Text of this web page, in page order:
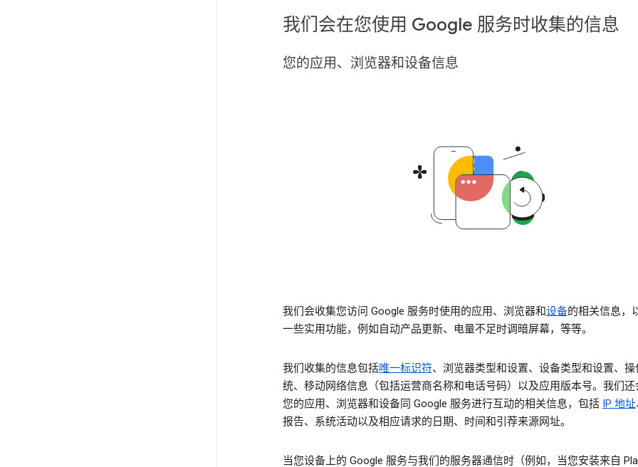
我们会在您使用 Google 服务时收集的信息
您的应用、浏览器和设备信息
我们会收集您访问 Google 服务时使用的应用、浏览器和设备的相关信息，
一些实用功能，例如自动产品更新、电量不足时调暗屏幕，等等。
我们收集的信息包括唯一标识符、浏览器类型和设置、设备类型和设置、操
统、移动网络信息（包括运营商名称和电话号码）以及应用版本号。我们还
您的应用、浏览器和设备同 Google 服务进行互动的相关信息，包括 IP 地址
报告、系统活动以及相应请求的日期、时间和引荐来源网址。
当您设备上的 Google 服务与我们的服务器通信时（例如，当您安装来自